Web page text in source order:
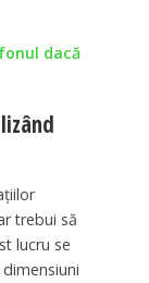
dacă
trebui să
lucru se